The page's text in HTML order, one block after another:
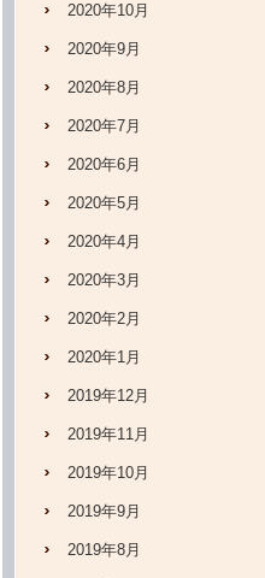
2020年10月
2020年9月
2020年8月
2020年7月
2020年6月
2020年5月
2020年4月
2020年3月
2020年2月
2020年1月
2019年12月
2019年11月
2019年10月
2019年9月
2019年8月